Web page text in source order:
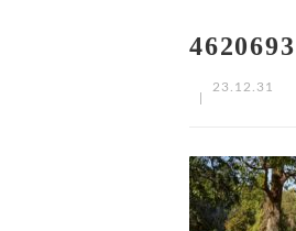
23.12.31